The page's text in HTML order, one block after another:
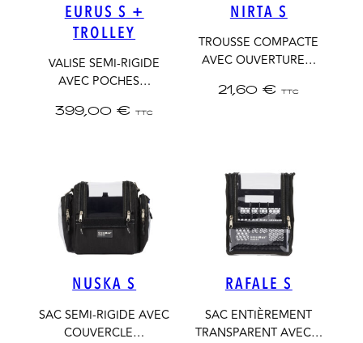
EURUS S +
TROLLEY
VALISE SEMI-RIGIDE
AVEC POCHES…
399,00€ TTC
NIRTA S
TROUSSE COMPACTE
AVEC OUVERTURE…
21,60€ TTC
NUSKA S
SAC SEMI-RIGIDE AVEC
COUVERCLE…
RAFALE S
SAC ENTIÈREMENT
TRANSPARENT AVEC…